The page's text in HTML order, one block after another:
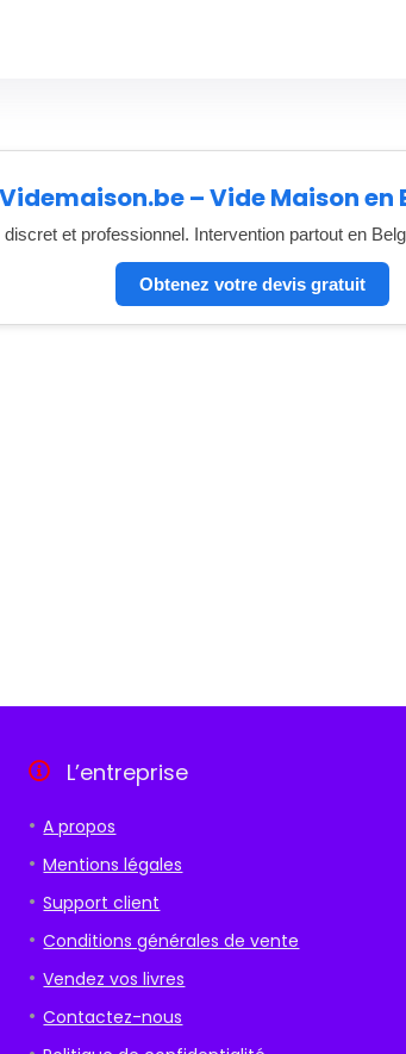
Videmaison.be – Vide Maison en
et professionnel. Intervention partout en
Obtenez votre devis gratuit
L’entreprise
A propos
Mentions légales
Support client
Conditions générales de vente
Vendez vos livres
Contactez-nous